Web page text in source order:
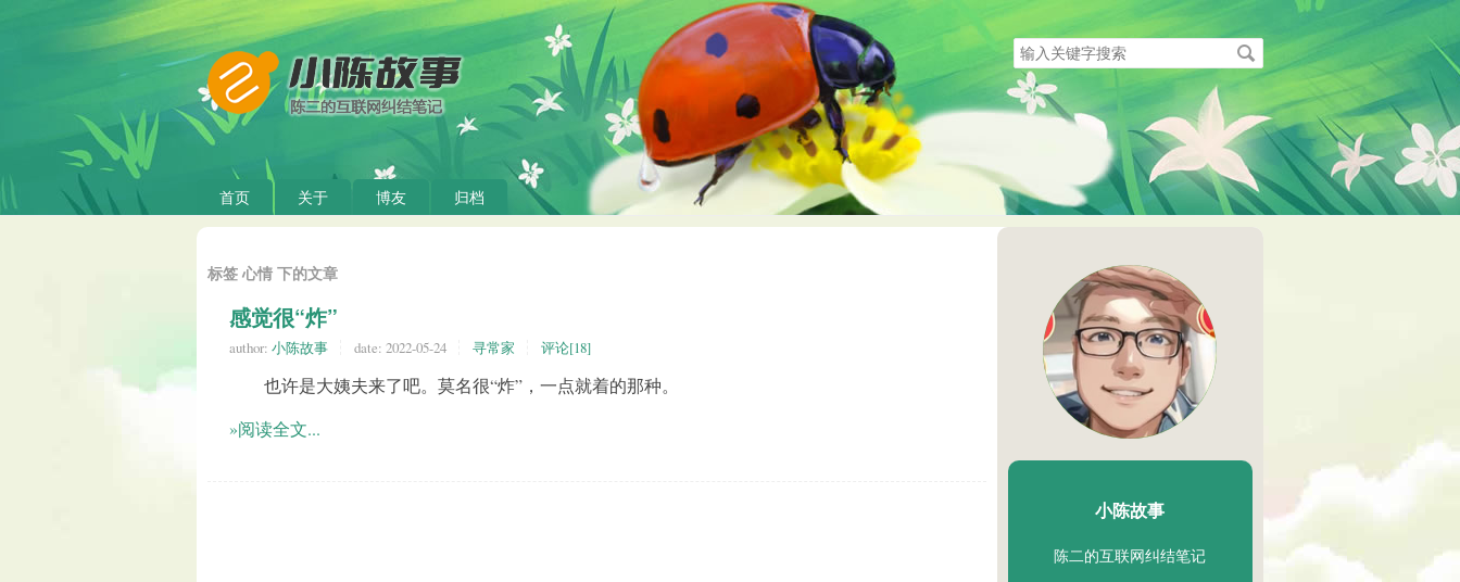
搜
索
关
键
字
首页 关于 博友 归档
标签 心情 下的文章
感觉很“炸”
author: 小陈故事 date: 2022-05-24 寻常家 评论[18]
也许是大姨夫来了吧。莫名很“炸”，一点就着的那种。
»阅读全文...
陈二Chenèr
小陈故事
陈二的互联网纠结笔记